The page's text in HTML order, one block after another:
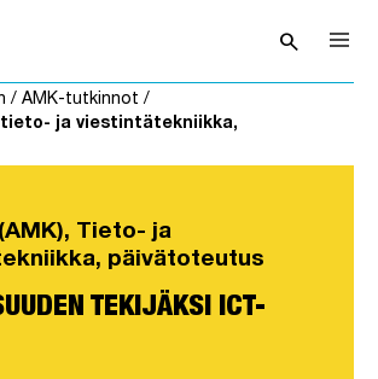
searchAvaa haku
/ AMK-tutkinnot /
tieto- ja viestintätekniikka,
Tieto- ja
päivätoteutus
TEKIJÄKSI ICT-